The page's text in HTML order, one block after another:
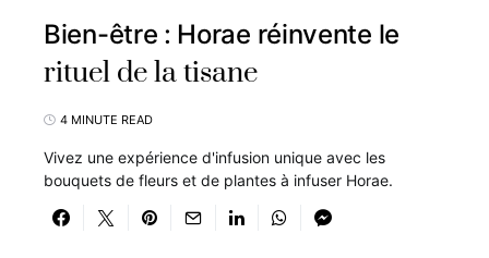
Bien-être : Horae réinvente le
rituel de la tisane
4 MINUTE READ
Vivez une expérience d'infusion unique avec les
bouquets de fleurs et de plantes à infuser Horae.